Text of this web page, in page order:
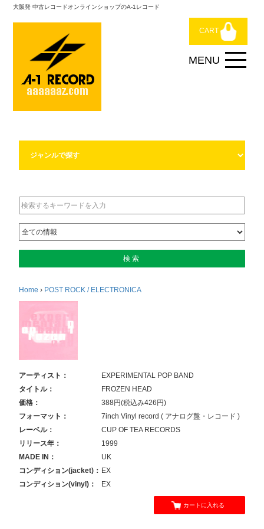
大阪発 中古レコードオンラインショップのA-1レコード
CART
Home › POST ROCK / ELECTRONICA
アーティスト：
EXPERIMENTAL POP BAND
タイトル：
FROZEN HEAD
価格：
388円(税込み426円)
フォーマット：
7inch Vinyl record ( アナログ盤・レコード )
レーベル：
CUP OF TEA RECORDS
リリース年：
1999
MADE IN：
UK
コンディション(jacket)： EX
コンディション(vinyl)：
EX
カートに入れる